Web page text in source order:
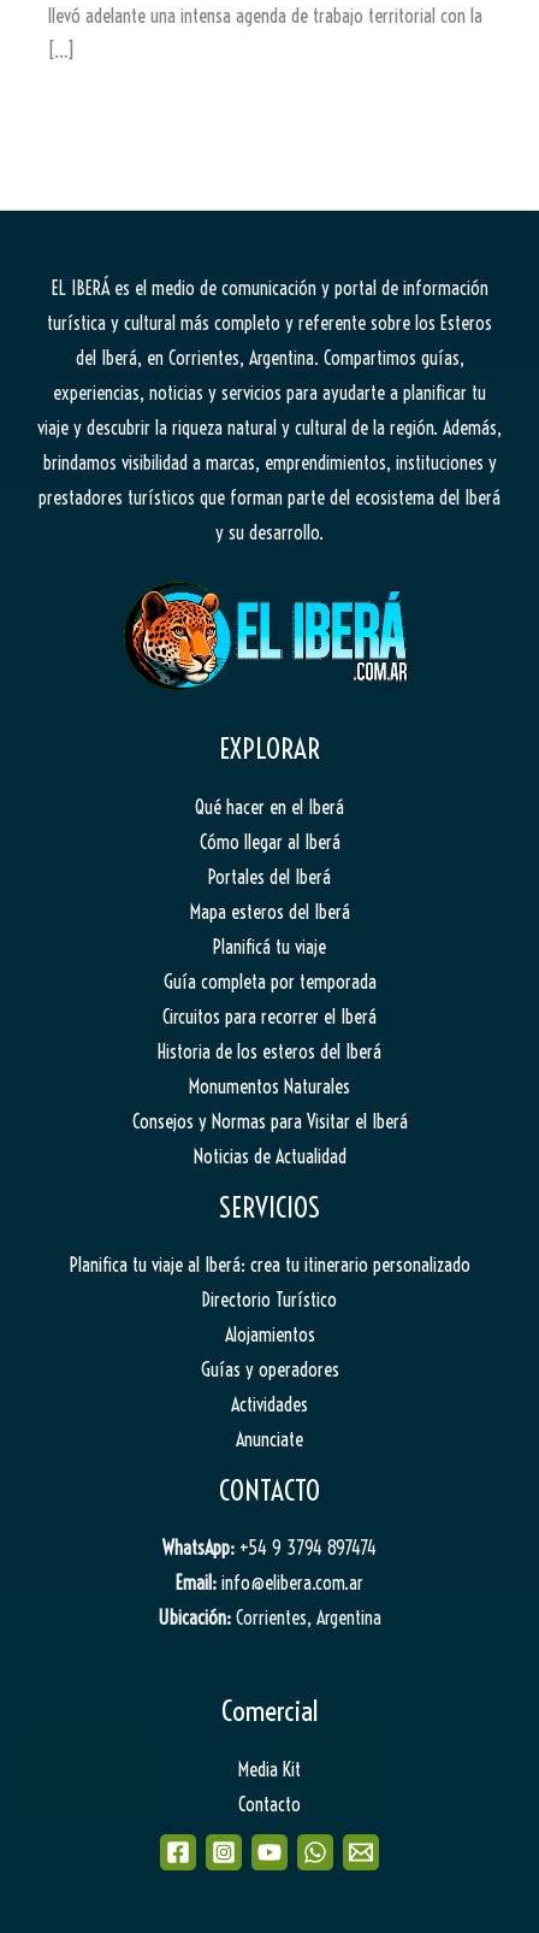
llevó adelante una intensa agenda de trabajo territorial con la
[…]
EL IBERÁes el medio de comunicación y portal de información
turística y cultural más completo y referente sobre los Esteros
del Iberá, en Corrientes, Argentina. Compartimos guías,
experiencias, noticias y servicios para ayudarte a planificar tu
viaje y descubrir la riqueza natural y cultural de la región. Además,
brindamos visibilidad a marcas, emprendimientos, instituciones y
prestadores turísticos que forman parte del ecosistema del Iberá
y su desarrollo.
EXPLORAR
Qué hacer en el Iberá
Cómo llegar al Iberá
Portales del Iberá
Mapa esteros del Iberá
Planificá tu viaje
Guía completa por temporada
Circuitos para recorrer el Iberá
Historia de los esteros del Iberá
Monumentos Naturales
Consejos y Normas para Visitar el Iberá
Noticias de Actualidad
SERVICIOS
Planifica tu viaje al Iberá: crea tu itinerario personalizado
Directorio Turístico
Alojamientos
Guías y operadores
Actividades
Anunciate
CONTACTO
WhatsApp: +54 9 3794 897474
Email: info@elibera.com.ar
Ubicación: Corrientes, Argentina
Comercial
Media Kit
Contacto